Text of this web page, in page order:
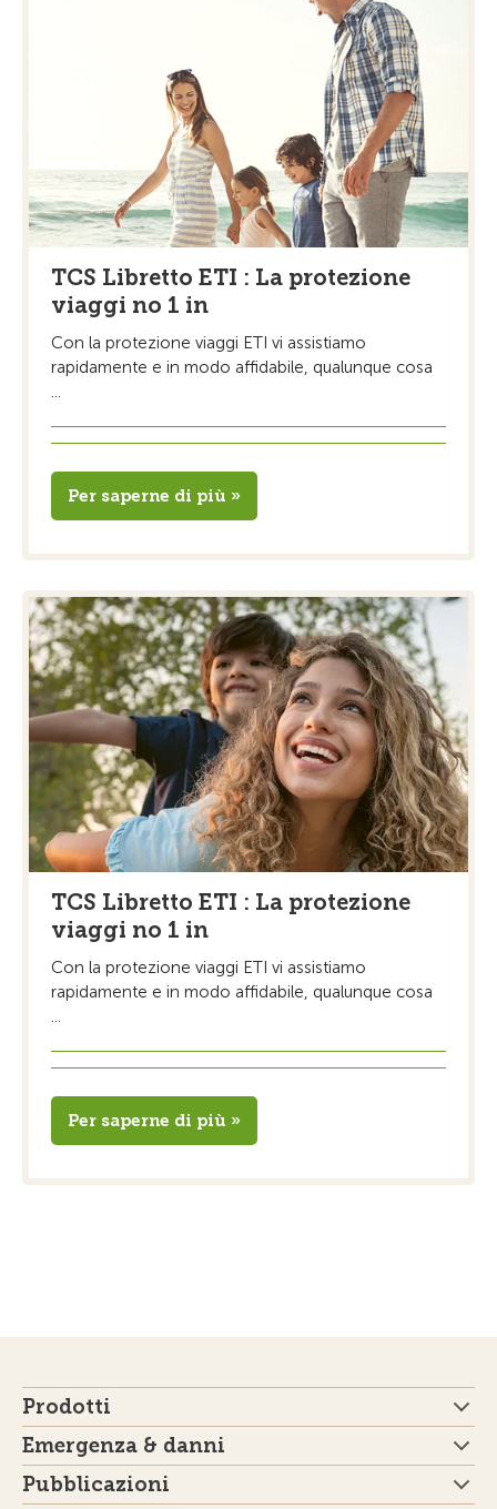
TCS Libretto ETI : La protezione
viaggi no 1 in
Con la protezione viaggi ETI vi assistiamo
rapidamente e in modo affidabile, qualunque cosa
...
Per saperne di più »
TCS Libretto ETI : La protezione
viaggi no 1 in
Con la protezione viaggi ETI vi assistiamo
rapidamente e in modo affidabile, qualunque cosa
...
Per saperne di più »
Prodotti
Emergenza & danni
Pubblicazioni